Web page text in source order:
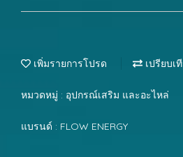
เพิ่มรายการโปรด เปรียบเ
หมวดหมู่ : อุปกรณ์เสริม และอะไหล่
แบรนด์ : FLOW ENERGY